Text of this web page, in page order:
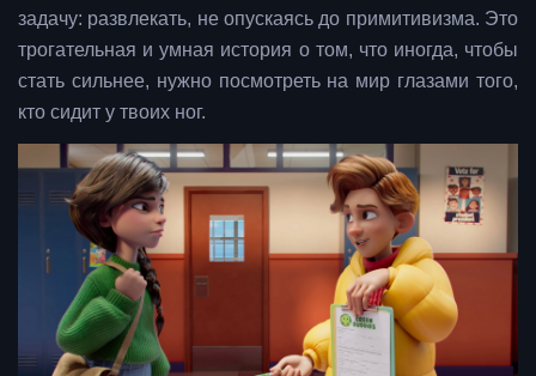
задачу: развлекать, не опускаясь до примитивизма. Это
трогательная и умная история о том, что иногда, чтобы
стать сильнее, нужно посмотреть на мир глазами того,
кто сидит у твоих ног.